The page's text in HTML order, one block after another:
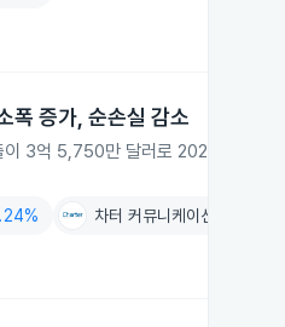
폭 증가, 순손실 감소
3억 5,750만 달러로 2024년보다
차터 커뮤니케이션스